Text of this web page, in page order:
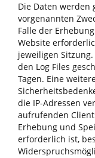
Die Daten werden
vorgenannten
Falle der
Website
jeweiligen
den Log Files
Tagen. Eine
die IP-Adressen
aufrufenden
Erhebung und
erforderlich ist,